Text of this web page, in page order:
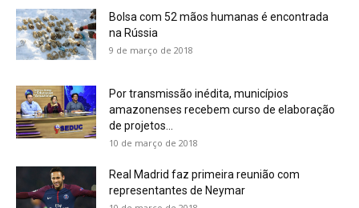
Bolsa com 52 mãos humanas é encontrada
na Rússia
9 de março de 2018
Por transmissão inédita, municípios
amazonenses recebem curso de elaboração
de projetos...
10 de março de 2018
Real Madrid faz primeira reunião com
representantes de Neymar